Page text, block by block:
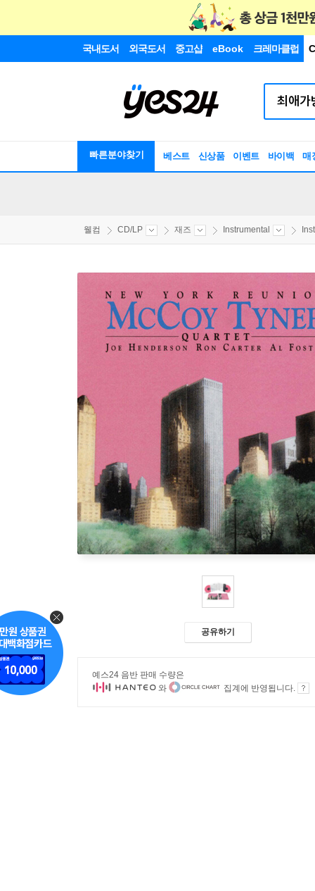
국내도서 외국도서 중고샵 eBook 크레마클럽
빠른분야찾기 베스트 신상품 이벤트 바이백 매
웰컴 CD/LP 재즈 Instrumental
공유하기
예스24 음반 판매 수량은
와
집계에 반영됩니다.